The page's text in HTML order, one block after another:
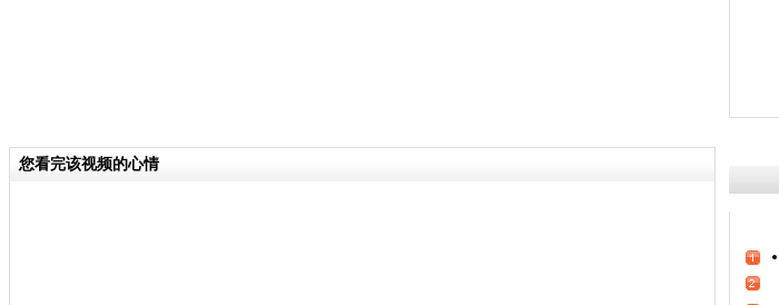
您看完该视频的心情